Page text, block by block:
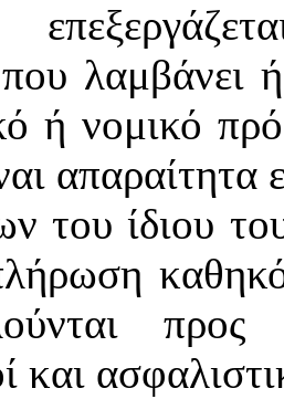
λαμβάνει
ή νομικό
απαραίτητα
του ίδιου
και